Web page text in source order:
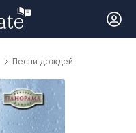
Песни дождей